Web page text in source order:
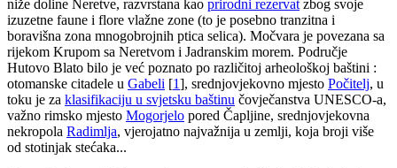
niže doline Neretve, razvrstana kao prirodni rezervat zbog svoje
izuzetne faune i flore vlažne zone (to je posebno tranzitna i
boravišna zona mnogobrojnih ptica selica). Močvara je povezana sa
rijekom Krupom sa Neretvom i Jadranskim morem. Područje
Hutovo Blato bilo je već poznato po različitoj arheološkoj baštini :
otomanske citadele u Gabeli [1], srednjovjekovno mjesto Počitelj, u
toku je za klasifikaciju u svjetsku baštinu čovječanstva UNESCO-a,
važno rimsko mjesto Mogorjelo pored Čapljine, srednjovjekovna
nekropola Radimlja, vjerojatno najvažnija u zemlji, koja broji više
od stotinjak stećaka...